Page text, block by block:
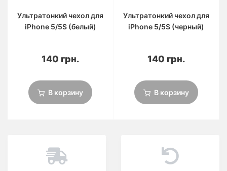
Ультратонкий чехол для
iРhone 5/5S (белый)
140 грн.
В корзину
Ультратонкий чехол для
iРhone 5/5S (черный)
140 грн.
В корзину